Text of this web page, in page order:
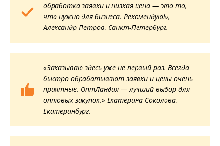
обработка заявки и низкая цена — это то,
что нужно для бизнеса. Рекомендую!»,
Александр Петров, Санкт-Петербург.
«Заказываю здесь уже не первый раз. Всегда
быстро обрабатывают заявки и цены очень
приятные. ОптЛандия — лучший выбор для
оптовых закупок.» Екатерина Соколова,
Екатеринбург.